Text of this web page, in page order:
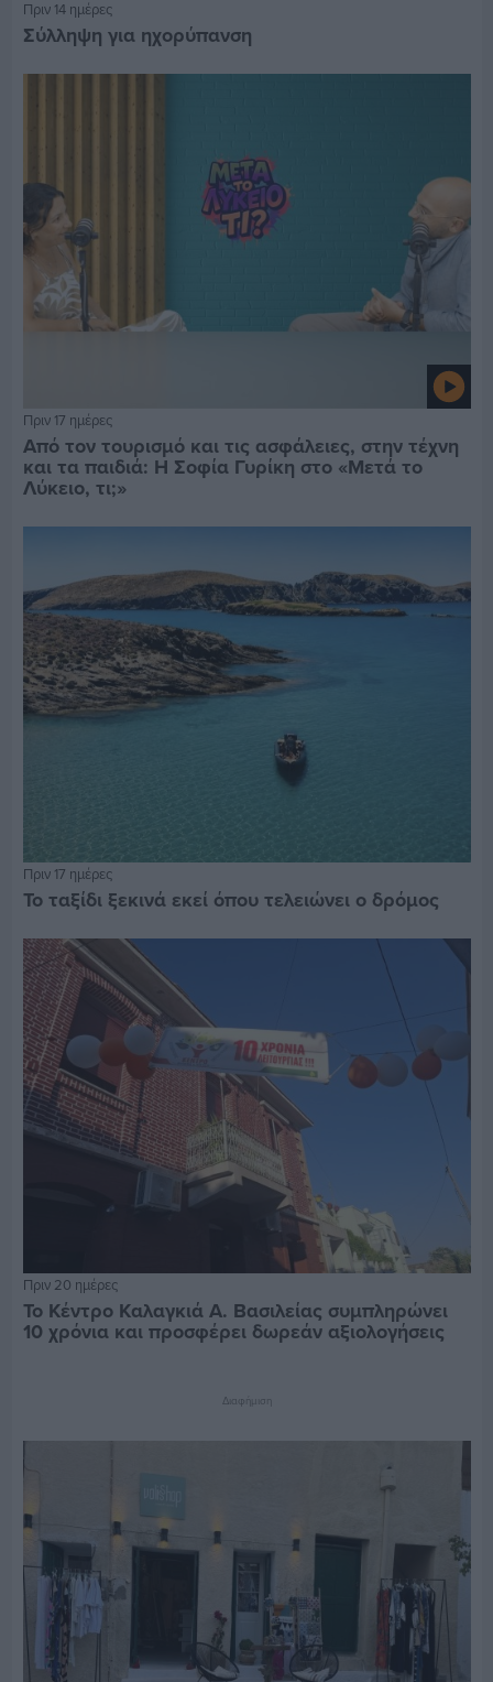
Πριν 14 ημέρες
Σύλληψη για ηχορύπανση
Πριν 17 ημέρες
Από τον τουρισμό και τις ασφάλειες, στην τέχνη
και τα παιδιά: Η Σοφία Γυρίκη στο «Μετά το
Λύκειο, τι;»
Πριν 17 ημέρες
Το ταξίδι ξεκινά εκεί όπου τελειώνει ο δρόμος
Πριν 20 ημέρες
Το Κέντρο Καλαγκιά Α. Βασιλείας συμπληρώνει
10 χρόνια και προσφέρει δωρεάν αξιολογήσεις
Διαφήμιση